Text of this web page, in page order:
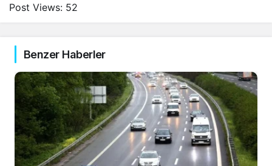
Post Views: 52
Benzer Haberler